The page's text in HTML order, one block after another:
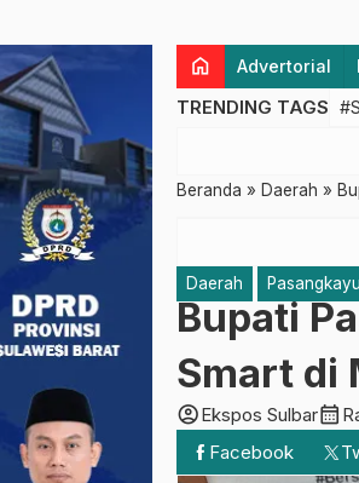
home Advertorial
TRENDING TAGS
Beranda » Daerah »
Daerah Pasangkayu
Bupati
Smart di
account_circleEkspos Sulbarcalendar_month
Facebook